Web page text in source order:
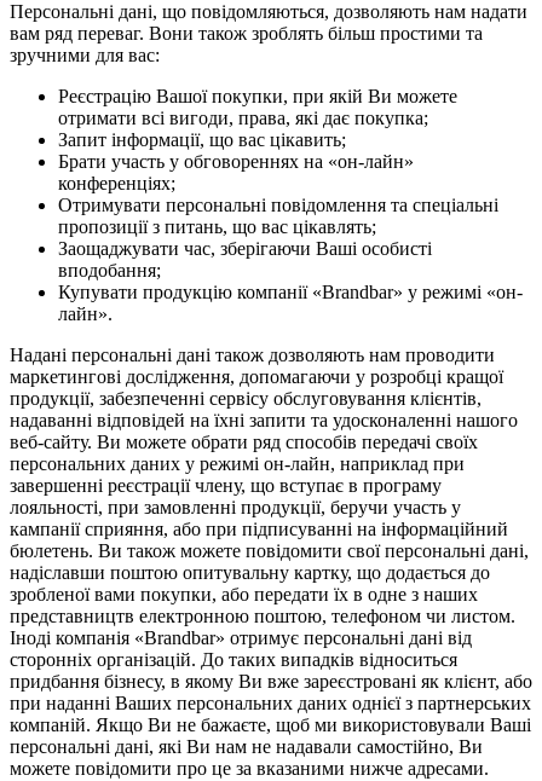
Персональні дані, що повідомляються, дозволяють нам надати
вам ряд переваг. Вони також зроблять більш простими та
зручними для вас:
Реєстрацію Вашої покупки, при якій Ви можете
отримати всі вигоди, права, які дає покупка;
Запит інформації, що вас цікавить;
Брати участь у обговореннях на «он-лайн»
конференціях;
Отримувати персональні повідомлення та спеціальні
пропозиції з питань, що вас цікавлять;
Заощаджувати час, зберігаючи Ваші особисті
вподобання;
Купувати продукцію компанії «Brandbar» у режимі «он-
лайн».
Надані персональні дані також дозволяють нам проводити
маркетингові дослідження, допомагаючи у розробці кращої
продукції, забезпеченні сервісу обслуговування клієнтів,
надаванні відповідей на їхні запити та удосконаленні нашого
веб-сайту. Ви можете обрати ряд способів передачі своїх
персональних даних у режимі он-лайн, наприклад при
завершенні реєстрації члену, що вступає в програму
лояльності, при замовленні продукції, беручи участь у
кампанії сприяння, або при підписуванні на інформаційний
бюлетень. Ви також можете повідомити свої персональні дані,
надіславши поштою опитувальну картку, що додається до
зробленої вами покупки, або передати їх в одне з наших
представництв електронною поштою, телефоном чи листом.
Іноді компанія «Brandbar» отримує персональні дані від
сторонніх організацій. До таких випадків відноситься
придбання бізнесу, в якому Ви вже зареєстровані як клієнт, або
при наданні Ваших персональних даних однієї з партнерських
компаній. Якщо Ви не бажаєте, щоб ми використовували Ваші
персональні дані, які Ви нам не надавали самостійно, Ви
можете повідомити про це за вказаними нижче адресами.